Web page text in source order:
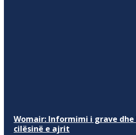
Womair: Informimi i grave
cilësinë e ajrit